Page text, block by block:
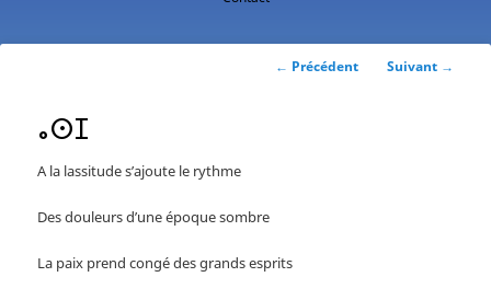
Navigation
← Précédent Suivant →
ⴰⵙⵊ
A la lassitude s’ajoute le rythme
Des douleurs d’une époque sombre
La paix prend congé des grands esprits